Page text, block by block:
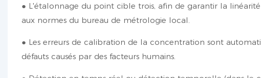
● L'étalonnage du point cible trois, afin de garantir la
aux normes du bureau de métrologie local.
● Les erreurs de calibration de la concentration sont
défauts causés par des facteurs humains.